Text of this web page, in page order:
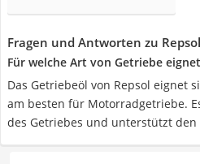
Fragen und Antworten zu
Für welche Art von Getriebe
Das Getriebeöl von Repsol eignet
am besten für Motorradgetriebe.
des Getriebes und unterstützt den